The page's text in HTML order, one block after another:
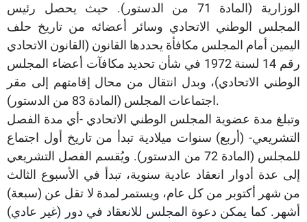
الوزارية (المادة 71 من الدستور). حيث يحصل رئيس
المجلس الوطني الاتحادي وسائر أعضائه من تاريخ حلف
اليمين أمام المجلس مكافأة يحددها القانون (القانون الاتحادي
رقم 14 لسنة 1972 في شأن تحديد مكافآت أعضاء المجلس
الوطني الاتحادي)، وبدل انتقال من محال إقامتهم إلى مقر
اجتماعات المجلس (المادة 83 من الدستور).
وتبلغ مدة عضوية المجلس الوطني الاتحادي -أي مدة الفصل
التشريعي- (أربع) سنوات ميلادية تبدأ من تاريخ أول اجتماع
للمجلس (المادة 72 من الدستور). ويُقسم الفصل التشريعي
إلى عدة أدوار انعقاد عادية سنوية، تبدأ في الأسبوع الثالث
من شهر أكتوبر من كل عام، ويستمر لمدة لا تقل عن (سبعة)
أشهر. كما يمكن دعوة المجلس للانعقاد في دور (غير عادي)